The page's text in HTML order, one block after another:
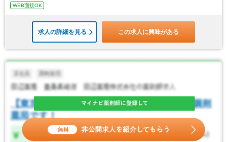
WEB面接OK
求人の詳細を見る この求人に興味がある